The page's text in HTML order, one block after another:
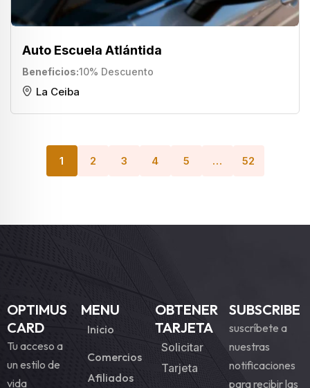
Auto Escuela Atlántida
Beneficios 10% Descuento
La Ceiba
1 2 3 4 5 … 52
OPTIMUS
CARD
Tu acceso a
un estilo de
vida
MENU
Inicio
Comercios
Afiliados
OBTENER
TARJETA
Solicitar
Tarjeta
SUBSCRIBE
suscríbete a
nuestras
notificaciones
para recibir las